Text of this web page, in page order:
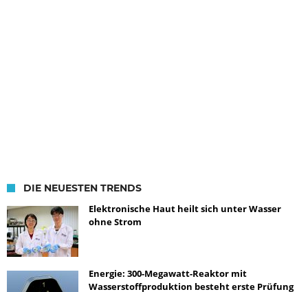
DIE NEUESTEN TRENDS
Elektronische Haut heilt sich unter Wasser
ohne Strom
Energie: 300-Megawatt-Reaktor mit
Wasserstoffproduktion besteht erste Prüfung